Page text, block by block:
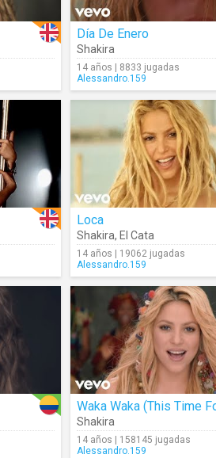
Día De Enero
Shakira
14 años | 8833 jugadas
Alessandro.159
Loca
Shakira, El Cata
14 años | 19062 jugadas
Alessandro.159
Shakira
14 años | 158145 jugadas
Alessandro.159